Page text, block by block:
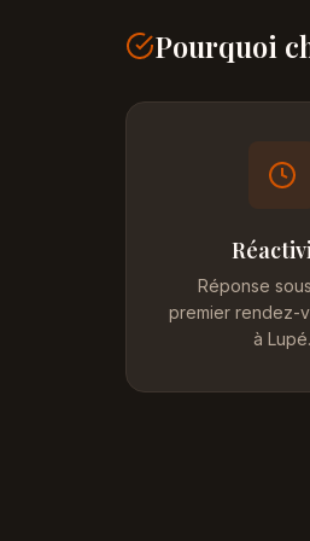
Pourquoi
Réponse
premier rendez-
à Lupé.